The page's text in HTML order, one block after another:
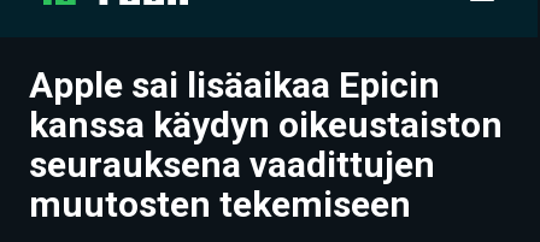
UUTISET
ARTIKKELIT
VIDEOT
Apple sai lisäaikaa Epicin
kanssa käydyn oikeustaiston
seurauksena vaadittujen
muutosten tekemiseen